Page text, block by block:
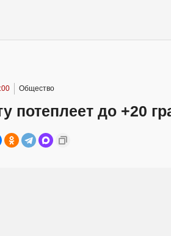
Общество
потеплеет до +20